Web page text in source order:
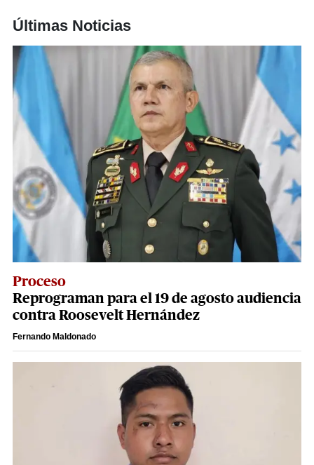
Últimas Noticias
Proceso
Reprograman para el 19 de agosto audiencia
contra Roosevelt Hernández
Fernando Maldonado